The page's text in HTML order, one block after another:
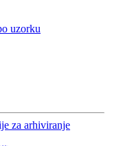
uzorku
za arhiviranje